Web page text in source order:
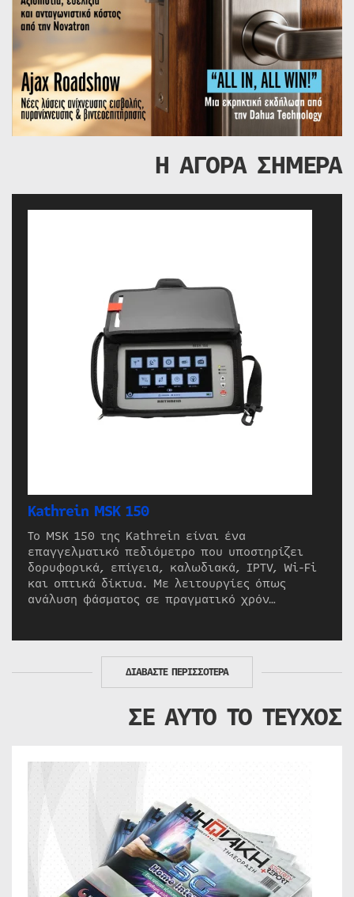
Η ΑΓΟΡΑ ΣΗΜΕΡΑ
Kathrein MSK 150
Το MSK 150 της Kathrein είναι ένα
επαγγελματικό πεδιόμετρο που υποστηρίζει
δορυφορικά, επίγεια, καλωδιακά, IPTV, Wi-Fi
και οπτικά δίκτυα. Με λειτουργίες όπως
ανάλυση φάσματος σε πραγματικό χρόν…
ΔΙΑΒΑΣΤΕ ΠΕΡΙΣΣΟΤΕΡΑ
ΣΕ ΑΥΤΟ ΤΟ ΤΕΥΧΟΣ